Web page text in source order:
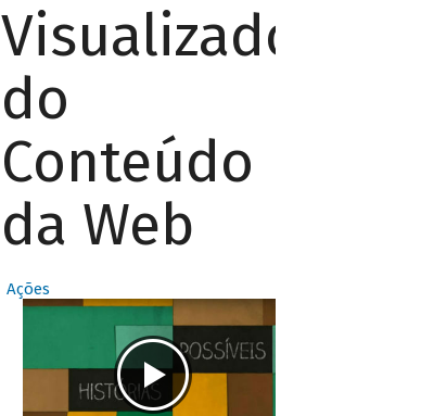
Visualizador
do
Conteúdo
da Web
Ações